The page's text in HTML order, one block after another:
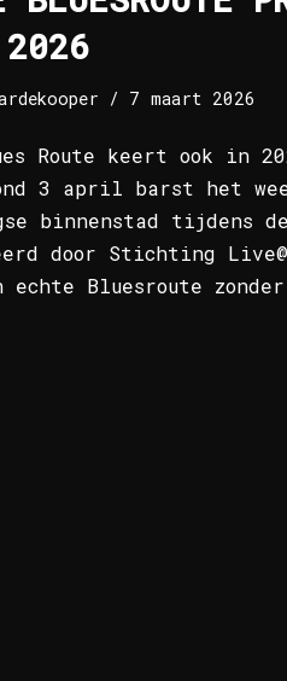
7 maart 2026
Route keert ook in
3 april barst het
binnenstad tijdens
door Stichting
Bluesroute zonder